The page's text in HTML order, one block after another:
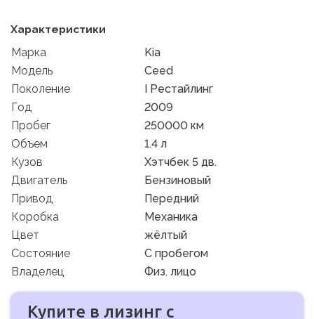
Характеристики
Марка
Kia
Модель
Ceed
Поколение
I Рестайлинг
Год
2009
Пробег
250000 км
Объем
1.4 л
Кузов
Хэтчбек 5 дв.
Двигатель
Бензиновый
Привод
Передний
Коробка
Механика
Цвет
жёлтый
Состояние
C пробегом
Владелец
Физ. лицо
Купите в лизинг с